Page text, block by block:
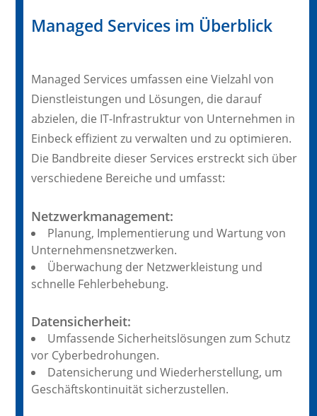
Managed Services im Überblick
Managed Services umfassen eine Vielzahl von
Dienstleistungen und Lösungen, die darauf
abzielen, die IT-Infrastruktur von Unternehmen in
Einbeck effizient zu verwalten und zu optimieren.
Die Bandbreite dieser Services erstreckt sich über
verschiedene Bereiche und umfasst:
Netzwerkmanagement:
Planung, Implementierung und Wartung von
Unternehmensnetzwerken.
Überwachung der Netzwerkleistung und
schnelle Fehlerbehebung.
Datensicherheit:
Umfassende Sicherheitslösungen zum Schutz
vor Cyberbedrohungen.
Datensicherung und Wiederherstellung, um
Geschäftskontinuität sicherzustellen.